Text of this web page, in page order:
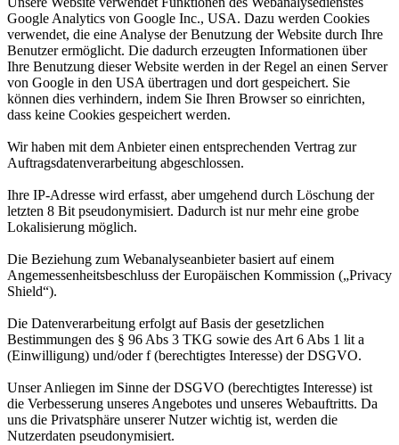
Google Analytics von Google Inc., USA. Dazu werden Cookies
verwendet, die eine Analyse der Benutzung der Website durch Ihre
Benutzer ermöglicht. Die dadurch erzeugten Informationen über
Ihre Benutzung dieser Website werden in der Regel an einen Server
von Google in den USA übertragen und dort gespeichert. Sie
können dies verhindern, indem Sie Ihren Browser so einrichten,
dass keine Cookies gespeichert werden.
Wir haben mit dem Anbieter einen entsprechenden Vertrag zur
Auftragsdatenverarbeitung abgeschlossen.
Ihre IP-Adresse wird erfasst, aber umgehend durch Löschung der
letzten 8 Bit pseudonymisiert. Dadurch ist nur mehr eine grobe
Lokalisierung möglich.
Die Beziehung zum Webanalyseanbieter basiert auf einem
Angemessenheitsbeschluss der Europäischen Kommission („Privacy
Shield“).
Die Datenverarbeitung erfolgt auf Basis der gesetzlichen
Bestimmungen des § 96 Abs 3 TKG sowie des Art 6 Abs 1 lit a
(Einwilligung) und/oder f (berechtigtes Interesse) der DSGVO.
Unser Anliegen im Sinne der DSGVO (berechtigtes Interesse) ist
die Verbesserung unseres Angebotes und unseres Webauftritts. Da
uns die Privatsphäre unserer Nutzer wichtig ist, werden die
Nutzerdaten pseudonymisiert.